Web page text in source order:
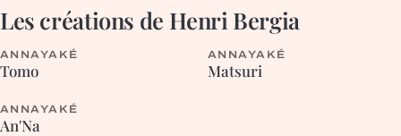
Les créations de Henri Bergia
ANNAYAKÉ
Tomo ORIENTALE
ANNAYAKÉ
Matsuri
CHYPRÉE
ANNAYAKÉ
An'Na